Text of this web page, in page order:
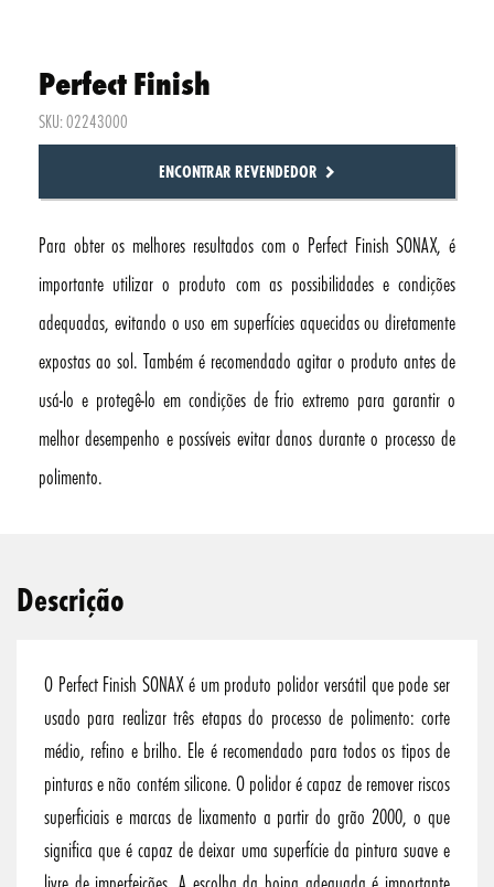
Perfect Finish
SKU: 02243000
ENCONTRAR REVENDEDOR
Para obter os melhores resultados com o Perfect Finish SONAX, é
importante utilizar o produto com as possibilidades e condições
adequadas, evitando o uso em superfícies aquecidas ou diretamente
expostas ao sol. Também é recomendado agitar o produto antes de
usá-lo e protegê-lo em condições de frio extremo para garantir o
melhor desempenho e possíveis evitar danos durante o processo de
polimento.
Descrição
O Perfect Finish SONAX é um produto polidor versátil que pode ser
usado para realizar três etapas do processo de polimento: corte
médio, refino e brilho. Ele é recomendado para todos os tipos de
pinturas e não contém silicone. O polidor é capaz de remover riscos
superficiais e marcas de lixamento a partir do grão 2000, o que
significa que é capaz de deixar uma superfície da pintura suave e